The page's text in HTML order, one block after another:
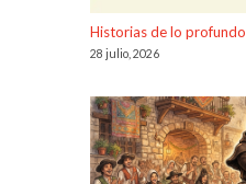
Historias de lo profundo
28 julio, 2026